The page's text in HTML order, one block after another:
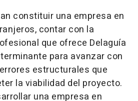
constituir una empresa en
contar con la
que ofrece Delaguía
para avanzar con
estructurales que
la viabilidad del proyecto.
una empresa en